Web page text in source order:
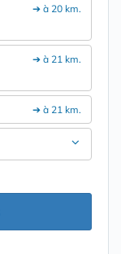
➔ à 20 km.
➔ à 21 km.
➔ à 21 km.